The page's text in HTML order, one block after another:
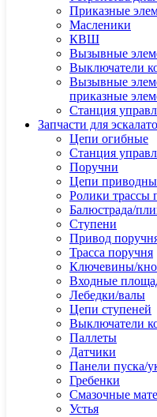
Приказные
Масленики
КВШ
Вызывные
Выключатели
Вызывные
приказные
Станция
Запчасти для
Цепи огибные
Станция
Поручни
Цепи
Ролики трассы
Балюстрада/
Ступени
Привод
Трасса поручня
Ключевины/
Входные
Лебедки/валы
Цепи ступеней
Выключатели
Паллеты
Датчики
Панели пуска/
Гребенки
Смазочные
Устья